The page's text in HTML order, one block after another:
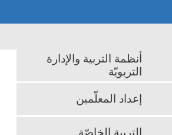
أنظمة التربية والإدارة
التربويّة
إعداد المعلّمين